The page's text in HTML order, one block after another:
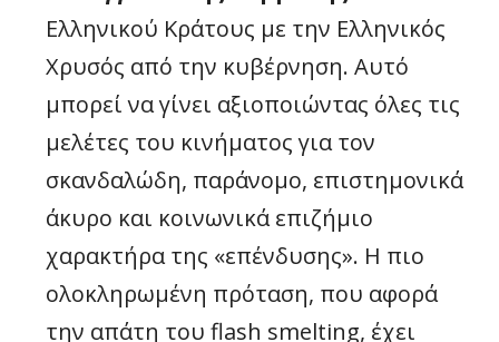
Ελληνικού Κράτους με την Ελληνικός
Χρυσός από την κυβέρνηση. Αυτό
μπορεί να γίνει αξιοποιώντας όλες τις
μελέτες του κινήματος για τον
σκανδαλώδη, παράνομο, επιστημονικά
άκυρο και κοινωνικά επιζήμιο
χαρακτήρα της «επένδυσης». Η πιο
ολοκληρωμένη πρόταση, που αφορά
την απάτη του flash smelting, έχει